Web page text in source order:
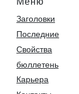
Заголовки
Последние
Свойства
бюллетень
Карьера